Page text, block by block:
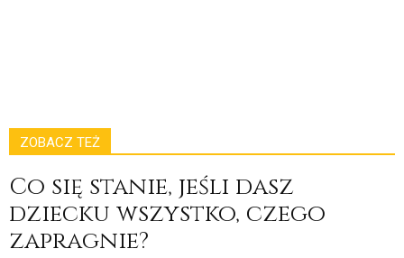
ZOBACZ TEŻ
Co się stanie, jeśli dasz
dziecku wszystko, czego
zapragnie?